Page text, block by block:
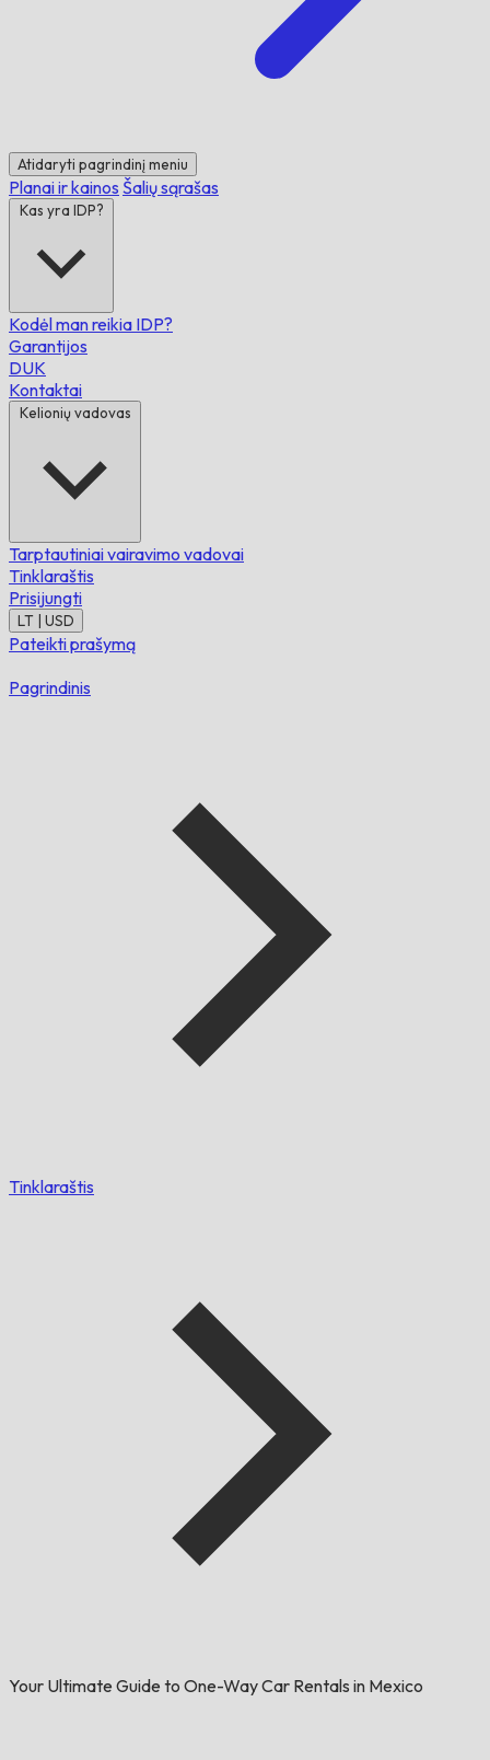
Atidaryti pagrindinį meniu
Planai ir kainos Šalių sąrašas
Kas yra IDP?
Kodėl man reikia IDP?
Garantijos
DUK
Kontaktai
Kelionių vadovas
Tarptautiniai vairavimo vadovai
Tinklaraštis
Prisijungti
LT | USD
Pateikti prašymą
Pagrindinis
Tinklaraštis
Your Ultimate Guide to One-Way Car Rentals in Mexico